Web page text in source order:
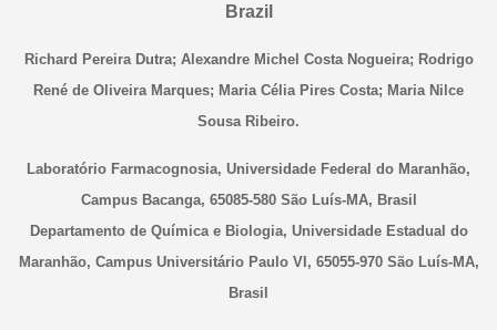
Brazil
Richard Pereira Dutra; Alexandre Michel Costa Nogueira; Rodrigo
René de Oliveira Marques; Maria Célia Pires Costa; Maria Nilce
Sousa Ribeiro.
Laboratório Farmacognosia, Universidade Federal do Maranhão,
Campus Bacanga, 65085-580 São Luís-MA, Brasil
Departamento de Química e Biologia, Universidade Estadual do
Maranhão, Campus Universitário Paulo VI, 65055-970 São Luís-MA,
Brasil